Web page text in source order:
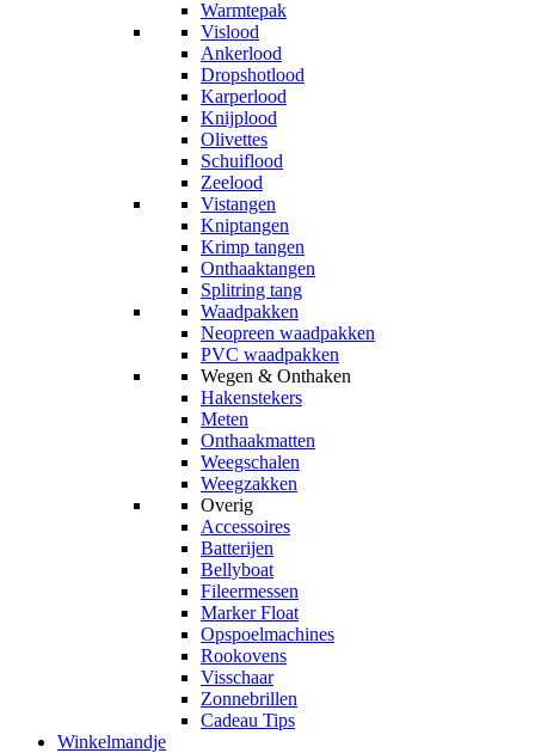
Warmtepak
Vislood
Ankerlood
Dropshotlood
Karperlood
Knijplood
Olivettes
Schuiflood
Zeelood
Vistangen
Kniptangen
Krimp tangen
Onthaaktangen
Splitring tang
Waadpakken
Neopreen waadpakken
PVC waadpakken
Wegen & Onthaken
Hakenstekers
Meten
Onthaakmatten
Weegschalen
Weegzakken
Overig
Accessoires
Batterijen
Bellyboat
Fileermessen
Marker Float
Opspoelmachines
Rookovens
Visschaar
Zonnebrillen
Cadeau Tips
Winkelmandje